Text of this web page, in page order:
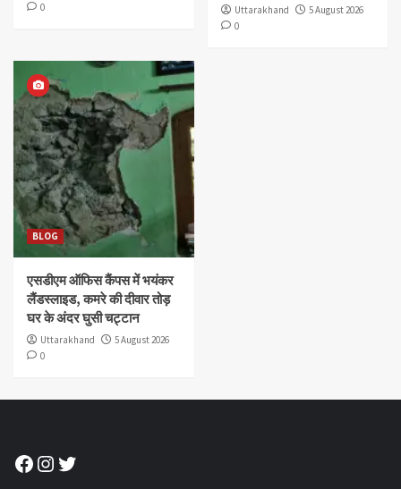
0
Uttarakhand
5 August 2026
0
BLOG
एसडीएम ऑफिस कैंपस में भयंकर
लैंडस्लाइड, कमरे की दीवार तोड़
घर के अंदर घुसी चट्टान
Uttarakhand
5 August 2026
0
Facebook
Instagram
Twitter